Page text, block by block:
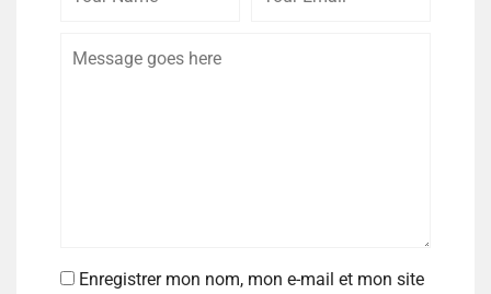
Enregistrer mon nom, mon e-mail et mon site